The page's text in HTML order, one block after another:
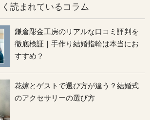
く読まれているコラム
鎌倉彫金工房のリアルな口コミ評判を
徹底検証｜手作り結婚指輪は本当にお
すすめ？
花嫁とゲストで選び方が違う？結婚式
のアクセサリーの選び方